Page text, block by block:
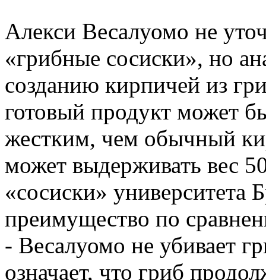
Алекси Весалуомо не
«грибные сосиски», но
созданию кирпичей из
готовый продукт может
жестким, чем обычный
может выдерживать вес
«сосиски» университета
преимущество по
- Весалуомо не убивает
означает, что гриб